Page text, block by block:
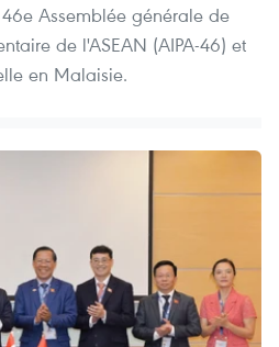
Assemblée générale de
de l'ASEAN (AIPA-46) et
en Malaisie.